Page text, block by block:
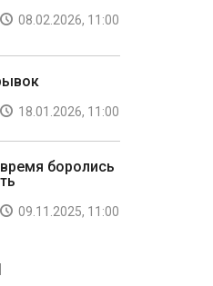
08.02.2026, 11:00
18.01.2026, 11:00
боролись
09.11.2025, 11:00